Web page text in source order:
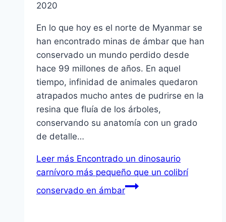
2020
En lo que hoy es el norte de Myanmar se
han encontrado minas de ámbar que han
conservado un mundo perdido desde
hace 99 millones de años. En aquel
tiempo, infinidad de animales quedaron
atrapados mucho antes de pudrirse en la
resina que fluía de los árboles,
conservando su anatomía con un grado
de detalle…
Leer más Encontrado un dinosaurio
carnívoro más pequeño que un colibrí
conservado en ámbar